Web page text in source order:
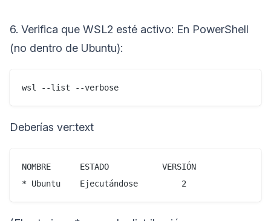
6. Verifica que WSL2 esté activo: En PowerShell
(no dentro de Ubuntu):
wsl --list --verbose
Deberías ver:text
NOMBRE      ESTADO           VERSIÓN
* Ubuntu    Ejecutándose         2